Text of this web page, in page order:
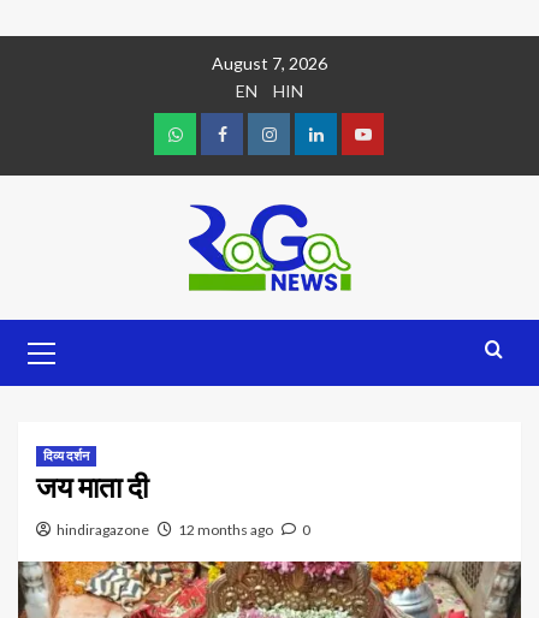
August 7, 2026
EN
HIN
दिव्य दर्शन
जय माता दी
hindiragazone 12 months ago 0